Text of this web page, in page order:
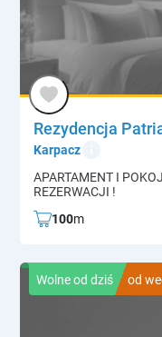
Rezydencja
Karpacz
APARTAMENT I
REZERWACJI !
100m
Wolne od dziś od